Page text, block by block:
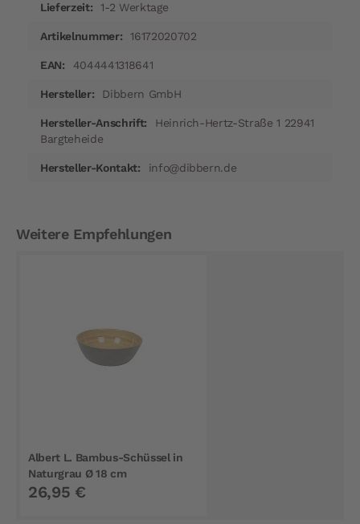
1-2 Werktage
16172020702
4044441318641
Dibbern GmbH
Heinrich-Hertz-Straße 1 22941
Bargteheide
info@dibbern.de
Weitere Empfehlungen
Albert L. Bambus-Schüssel in
Naturgrau Ø 18 cm
26,95 €